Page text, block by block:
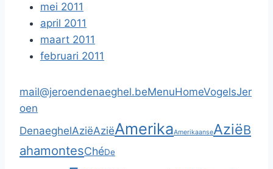
mei 2011
april 2011
maart 2011
februari 2011
mail@jeroendenaeghel.beMenuHomeVogelsJer
oen
DenaeghelAziëAziëAmerikaAmerikaanseAziëB
ahamontesChéDe